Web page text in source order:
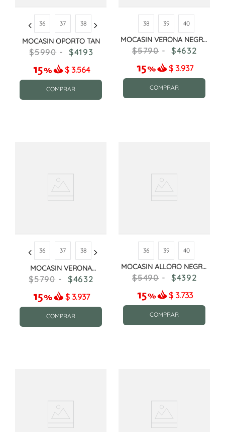
36 37 38
MOCASIN OPORTO TAN
5990
4193
$ 3.564
COMPRAR
38 39 40
MOCASIN VERONA NEGRO
CROCO CHAROL
5790
4632
$ 3.937
COMPRAR
36 37 38
MOCASIN VERONA
CHOCOLATE
5790
4632
$ 3.937
COMPRAR
36 39 40
MOCASIN ALLORO NEGRO
CHAROL
5490
4392
$ 3.733
COMPRAR